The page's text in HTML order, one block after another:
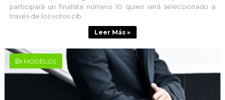
participará un finalista número 10 quien será seleccionado a
través de los votos cib...
Leer Más »
MODELOS